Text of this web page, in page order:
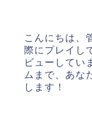
こんにちは、
際にプレイし
ビューしてい
ムまで、あな
します！